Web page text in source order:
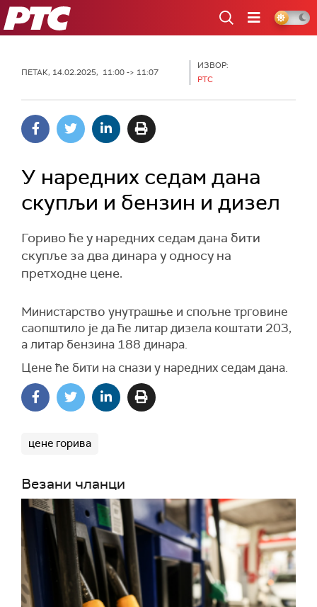
РТС
ПЕТАК, 14.02.2025, 11:00 -> 11:07
ИЗВОР:
РТС
У наредних седам дана
скупљи и бензин и дизел
Гориво ће у наредних седам дана бити
скупље за два динара у односу на
претходне цене.
Министарство унутрашње и спољне трговине
саопштило је да ће литар дизела коштати 203,
а литар бензина 188 динара.
Цене ће бити на снази у наредних седам дана.
цене горива
Везани чланци